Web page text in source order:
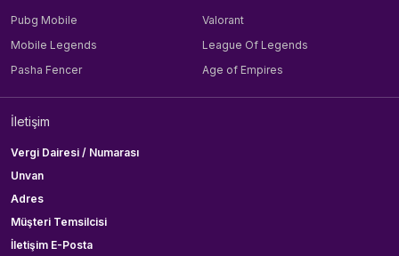
Pubg Mobile
Valorant
Mobile Legends
League Of Legends
Pasha Fencer
Age of Empires
İletişim
Vergi Dairesi / Numarası
Unvan
Adres
Müşteri Temsilcisi
İletişim E-Posta